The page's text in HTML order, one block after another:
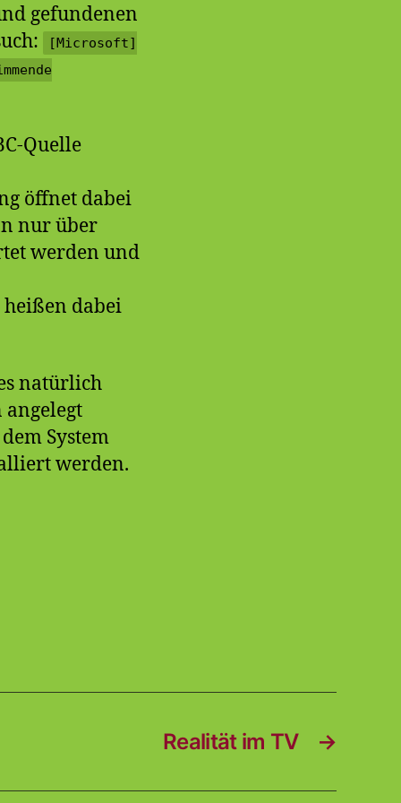
gefundenen
[Microsoft]
Quelle
öffnet dabei
nur über
werden und
dabei
natürlich
angelegt
System
werden.
→
Realität im TV